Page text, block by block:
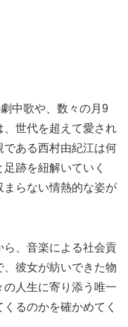
中歌や、数々の月9
世代を超えて愛され
ある西村由紀江は何
跡を紐解いていく
まらない情熱的な姿が
、音楽による社会貢
彼女が紡いできた物
人生に寄り添う唯一
るのかを確かめてく